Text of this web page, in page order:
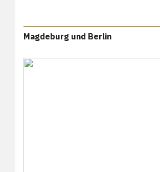
Magdeburg und Berlin